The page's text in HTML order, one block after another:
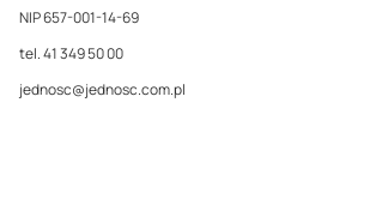
NIP 657-001-14-69
tel. 41 349 50 00
jednosc@jednosc.com.pl